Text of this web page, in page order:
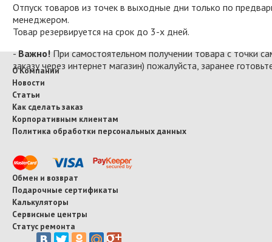
Отпуск товаров из точек в выходные дни только по
менеджером.
Товар резервируется на срок до 3-х дней.
-Важно!При самостоятельном получении товара с точки
заказу через интернет магазин) пожалуйста, заранее
О Компании
Новости
Статьи
Как сделать заказ
Корпоративным клиентам
Политика обработки персональных данных
Обмен и возврат
Подарочные сертификаты
Калькуляторы
Сервисные центры
Статус ремонта